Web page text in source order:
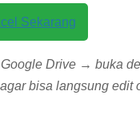
Sekarang
Drive → buka
bisa langsung edit